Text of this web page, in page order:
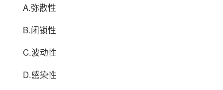
A.弥散性
B.闭锁性
C.波动性
D.感染性